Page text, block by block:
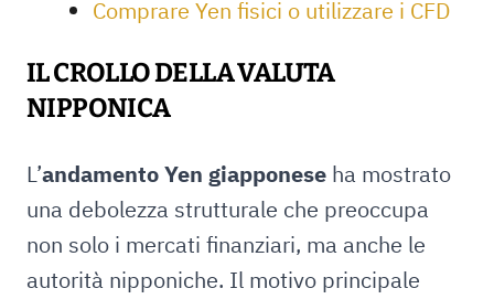
Comprare Yen fisici o utilizzare i CFD
IL CROLLO DELLA VALUTA
NIPPONICA
L’andamento Yen giapponese ha mostrato
una debolezza strutturale che preoccupa
non solo i mercati finanziari, ma anche le
autorità nipponiche. Il motivo principale